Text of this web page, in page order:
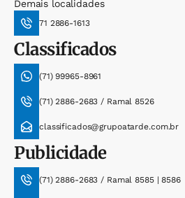
Demais localidades
71 2886-1613
Classificados
(71) 99965-8961
(71) 2886-2683 / Ramal 8526
classificados@grupoatarde.com.br
Publicidade
(71) 2886-2683 / Ramal 8585 | 8586